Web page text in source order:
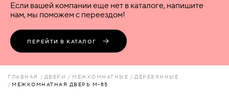
ПЕРЕГОРОДКИ
Если вашей компании еще нет в каталоге, напишите
нам, мы поможем с переездом!
ПЕРЕЙТИ В КАТАЛОГ
ГЛАВНАЯ ДВЕРИ МЕЖКОМНАТНЫЕ
ДЕРЕВЯННЫЕ
МЕЖКОМНАТНАЯ ДВЕРЬ M-85